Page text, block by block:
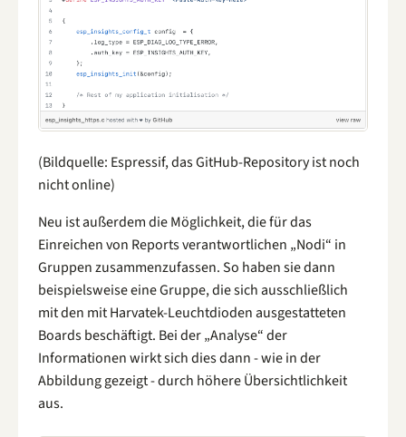
(Bildquelle: Espressif, das GitHub-Repository ist noch
nicht online)
Neu ist außerdem die Möglichkeit, die für das
Einreichen von Reports verantwortlichen „Nodi“ in
Gruppen zusammenzufassen. So haben sie dann
beispielsweise eine Gruppe, die sich ausschließlich
mit den mit Harvatek-Leuchtdioden ausgestatteten
Boards beschäftigt. Bei der „Analyse“ der
Informationen wirkt sich dies dann - wie in der
Abbildung gezeigt - durch höhere Übersichtlichkeit
aus.